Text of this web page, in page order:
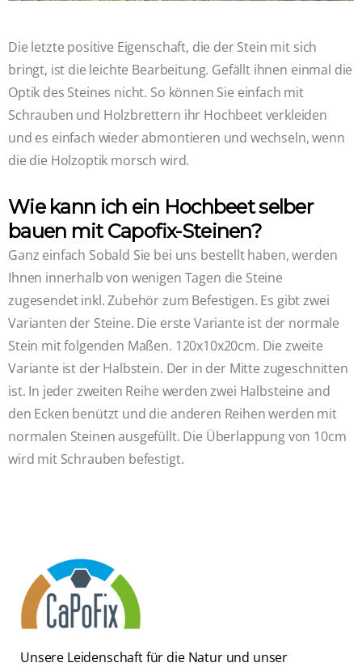
Die letzte positive Eigenschaft, die der Stein mit sich
bringt, ist die leichte Bearbeitung. Gefällt ihnen einmal die
Optik des Steines nicht. So können Sie einfach mit
Schrauben und Holzbrettern ihr Hochbeet verkleiden
und es einfach wieder abmontieren und wechseln, wenn
die die Holzoptik morsch wird.
Wie kann ich ein Hochbeet selber
bauen mit Capofix-Steinen?
Ganz einfach Sobald Sie bei uns bestellt haben, werden
Ihnen innerhalb von wenigen Tagen die Steine
zugesendet inkl. Zubehör zum Befestigen. Es gibt zwei
Varianten der Steine. Die erste Variante ist der normale
Stein mit folgenden Maßen. 120x10x20cm. Die zweite
Variante ist der Halbstein. Der in der Mitte zugeschnitten
ist. In jeder zweiten Reihe werden zwei Halbsteine and
den Ecken benützt und die anderen Reihen werden mit
normalen Steinen ausgefüllt. Die Überlappung von 10cm
wird mit Schrauben befestigt.
Unsere Leidenschaft für die Natur und unser